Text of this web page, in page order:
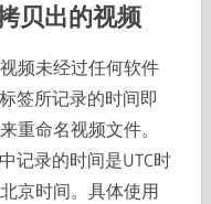
贝出的视频
频未经过任何软件
标签所记录的时间即
重命名视频文件。
记录的时间是UTC时
京时间。具体使用